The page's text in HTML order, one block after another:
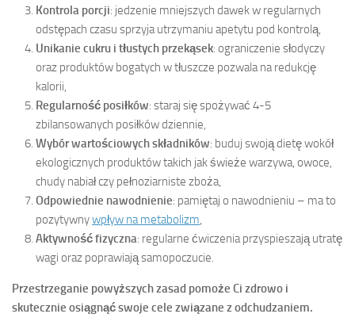
Kontrola porcji: jedzenie mniejszych dawek w regularnych
odstępach czasu sprzyja utrzymaniu apetytu pod kontrolą,
Unikanie cukru i tłustych przekąsek: ograniczenie słodyczy
oraz produktów bogatych w tłuszcze pozwala na redukcję
kalorii,
Regularność posiłków: staraj się spożywać 4-5
zbilansowanych posiłków dziennie,
Wybór wartościowych składników: buduj swoją dietę wokół
ekologicznych produktów takich jak świeże warzywa, owoce,
chudy nabiał czy pełnoziarniste zboża,
Odpowiednie nawodnienie: pamiętaj o nawodnieniu – ma to
pozytywnywpływ na metabolizm,
Aktywność fizyczna: regularne ćwiczenia przyspieszają utratę
wagi oraz poprawiają samopoczucie.
Przestrzeganie powyższych zasad pomoże Ci zdrowo i
skutecznie osiągnąć swoje cele związane z odchudzaniem.